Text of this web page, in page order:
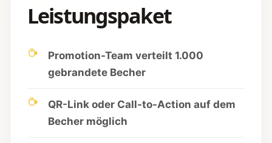
Leistungspaket
Promotion-Team verteilt 1.000
gebrandete Becher
QR-Link oder Call-to-Action auf dem
Becher möglich